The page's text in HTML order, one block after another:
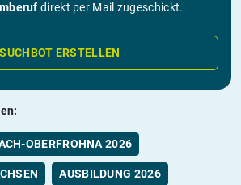
direkt per Mail zugeschickt.
SUCHBOT ERSTELLEN
OBERFROHNA 2026
AUSBILDUNG 2026